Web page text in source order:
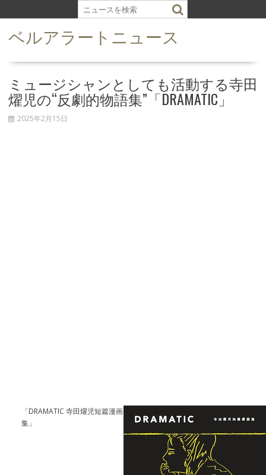
k
ベルアラートニュース
ミュージシャンとしても活動する寺田
燿児の“反劇的物語集”「DRAMATIC」
2025年2月15日
「DRAMATIC 寺田燿児短篇漫画
集」